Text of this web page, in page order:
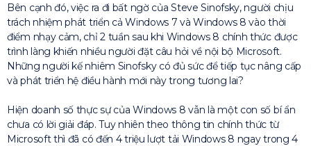
Bên cạnh đó, việc ra đi bất ngờ của Steve Sinofsky, người chịu
trách nhiệm phát triển cả Windows 7 và Windows 8 vào thời
điểm nhạy cảm, chỉ 2 tuần sau khi Windows 8 chính thức được
trình làng khiến nhiều người đặt câu hỏi về nội bộ Microsoft.
Những người kế nhiêm Sinofsky có đủ sức để tiếp tục nâng cấp
và phát triển hệ điều hành mới này trong tương lai?
Hiện doanh số thực sự của Windows 8 vẫn là một con số bí ẩn
chưa có lời giải đáp. Tuy nhiên theo thông tin chính thức từ
Microsoft thì đã có đến 4 triệu lượt tải Windows 8 ngay trong 4